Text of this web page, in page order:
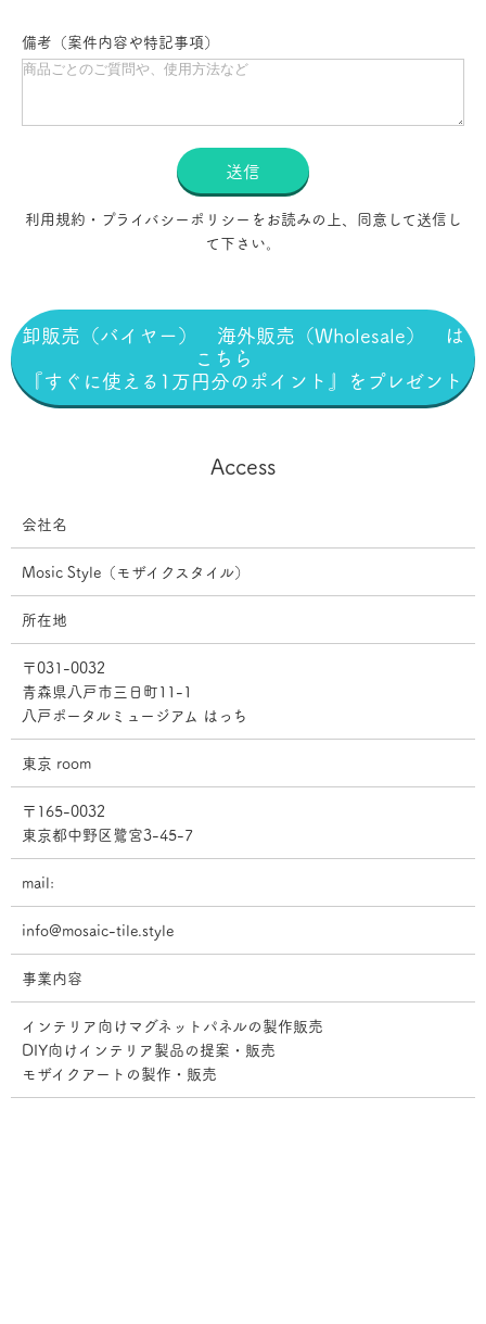
備考（案件内容や特記事項）
送信
利用規約・プライバシーポリシーをお読みの上、同意して送信し
て下さい。
卸販売（バイヤー） 海外販売（Wholesale） は
こちら
『すぐに使える1万円分のポイント』をプレゼント
Access
会社名
Mosic Style（モザイクスタイル）
所在地
〒031-0032
青森県八戸市三日町11-1
八戸ポータルミュージアム はっち
東京 room
〒165-0032
東京都中野区鷺宮3-45-7
mail:
info@mosaic-tile.style
事業内容
インテリア向けマグネットパネルの製作販売
DIY向けインテリア製品の提案・販売
モザイクアートの製作・販売